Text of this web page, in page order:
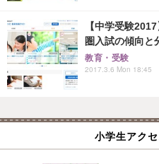
【中学受験
圏入試の傾向と
教育・受験
2017.3.6 Mon 18:45
小学生アク